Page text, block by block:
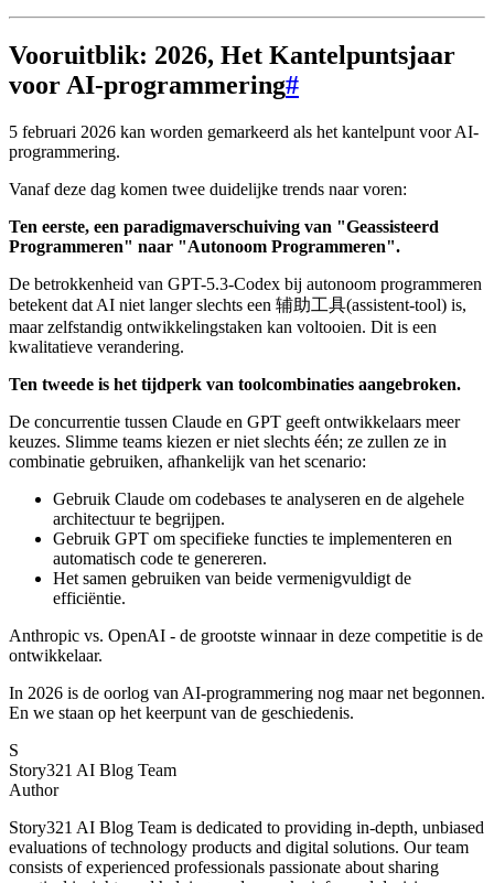
Vooruitblik: 2026, Het Kantelpuntsjaar
voor AI-programmering#
5 februari 2026 kan worden gemarkeerd als het kantelpunt voor AI-
programmering.
Vanaf deze dag komen twee duidelijke trends naar voren:
Ten eerste, een paradigmaverschuiving van "Geassisteerd
Programmeren" naar "Autonoom Programmeren".
De betrokkenheid van GPT-5.3-Codex bij autonoom programmeren
betekent dat AI niet langer slechts een 辅助工具(assistent-tool) is,
maar zelfstandig ontwikkelingstaken kan voltooien. Dit is een
kwalitatieve verandering.
Ten tweede is het tijdperk van toolcombinaties aangebroken.
De concurrentie tussen Claude en GPT geeft ontwikkelaars meer
keuzes. Slimme teams kiezen er niet slechts één; ze zullen ze in
combinatie gebruiken, afhankelijk van het scenario:
Gebruik Claude om codebases te analyseren en de algehele
architectuur te begrijpen.
Gebruik GPT om specifieke functies te implementeren en
automatisch code te genereren.
Het samen gebruiken van beide vermenigvuldigt de
efficiëntie.
Anthropic vs. OpenAI - de grootste winnaar in deze competitie is de
ontwikkelaar.
In 2026 is de oorlog van AI-programmering nog maar net begonnen.
En we staan op het keerpunt van de geschiedenis.
S
Story321 AI Blog Team
Author
Story321 AI Blog Team is dedicated to providing in-depth, unbiased
evaluations of technology products and digital solutions. Our team
consists of experienced professionals passionate about sharing